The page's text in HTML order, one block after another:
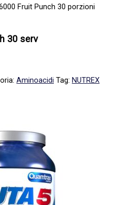
Fruit Punch 30 porzioni
30 serv
Aminoacidi Tag: NUTREX